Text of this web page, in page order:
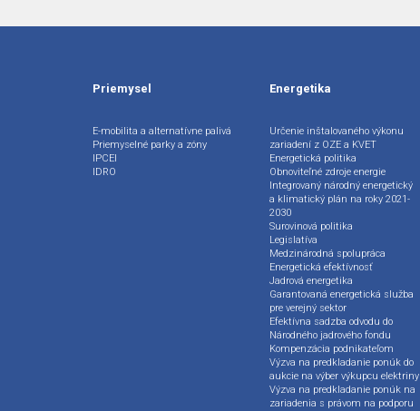
Priemysel
E-mobilita a alternatívne palivá
Priemyselné parky a zóny
IPCEI
IDRO
Energetika
Určenie inštalovaného výkonu
zariadení z OZE a KVET
Energetická politika
Obnoviteľné zdroje energie
Integrovaný národný energetický
a klimatický plán na roky 2021-
2030
Surovinová politika
Legislatíva
Medzinárodná spolupráca
Energetická efektívnosť
Jadrová energetika
Garantovaná energetická služba
pre verejný sektor
Efektívna sadzba odvodu do
Národného jadrového fondu
Kompenzácia podnikateľom
Výzva na predkladanie ponúk do
aukcie na výber výkupcu elektriny
Výzva na predkladanie ponúk na
zariadenia s právom na podporu